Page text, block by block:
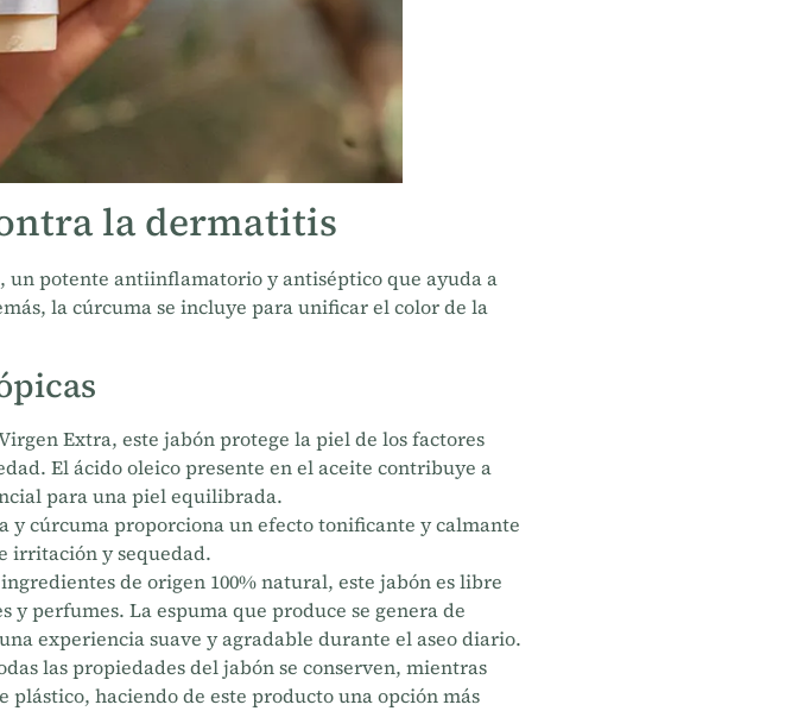
la dermatitis
un potente antiinflamatorio y antiséptico que ayuda a
la cúrcuma se incluye para unificar el color de la
Extra, este jabón protege la piel de los factores
El ácido oleico presente en el aceite contribuye a
para una piel equilibrada.
y cúrcuma proporciona un efecto tonificante y calmante
irritación y sequedad.
de origen 100% natural, este jabón es libre
perfumes. La espuma que produce se genera de
experiencia suave y agradable durante el aseo diario.
las propiedades del jabón se conserven, mientras
plástico, haciendo de este producto una opción más